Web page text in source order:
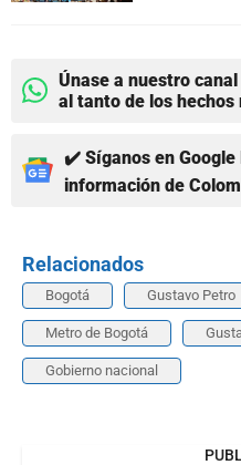
Únase a nuestro
al tanto de los hechos
✔️ Síganos en Google
información de
Relacionados
Bogotá Gustavo Petro
Metro de Bogotá
Gobierno nacional